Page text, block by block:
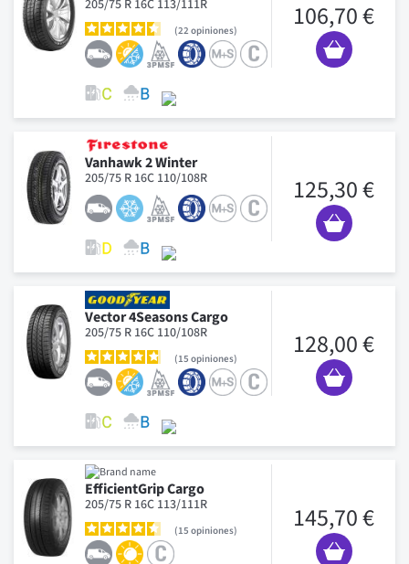
205/75 R 16C 113/111R
22 opiniones 106,70 €
Vanhawk 2 Winter
205/75 R 16C 110/108R 125,30 €
Vector 4Seasons Cargo
205/75 R 16C 110/108R
15 opiniones 128,00 €
EfficientGrip Cargo
205/75 R 16C 113/111R
15 opiniones 145,70 €